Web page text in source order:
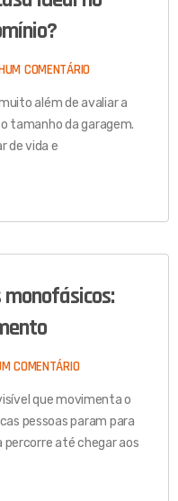
COMENTÁRIO
além de avaliar a
tamanho da garagem.
de vida e
COMENTÁRIO
que movimenta o
pessoas param para
percorre até chegar aos